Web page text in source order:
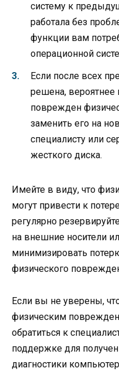
систему к
работала без
функции вам
операционной
Если после всех
решена, вероятнее
поврежден
заменить его на
специалисту или
жесткого диска.
Имейте в виду, что
могут привести к
регулярно
на внешние носители
минимизировать
физического
Если вы не уверены,
физическим
обратиться к
поддержке для
диагностики